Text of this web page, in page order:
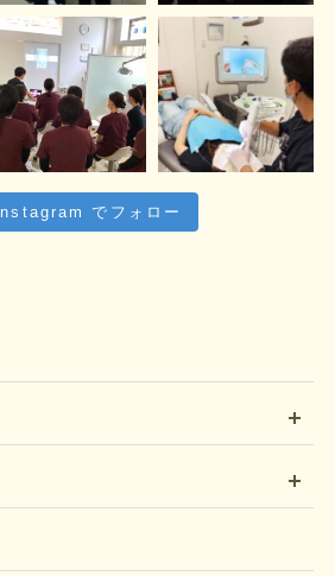
Instagram でフォロー